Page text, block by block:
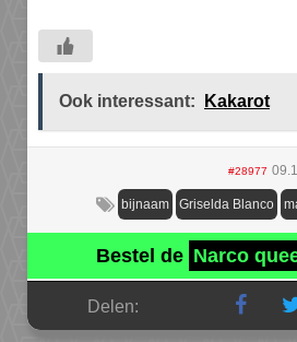
Ook interessant: Kakarot
#28977
bijnaam Griselda Blanco
Bestel de Narco
Delen: